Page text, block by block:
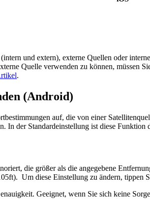
und extern), externe Quellen oder
Quelle verwenden zu können, müssen
.
(Android)
auf, die von einer
In der Standardeinstellung ist diese Funktion
die größer als die angegebene
Um diese Einstellung zu ändern, tippen
Geeignet, wenn Sie sich keine